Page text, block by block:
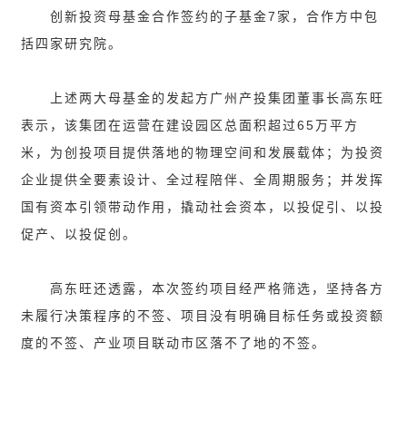
创新投资母基金合作签约的子基金7家，合作方中包
括四家研究院。
上述两大母基金的发起方广州产投集团董事长高东旺
表示，该集团在运营在建设园区总面积超过65万平方
米，为创投项目提供落地的物理空间和发展载体；为投资
企业提供全要素设计、全过程陪伴、全周期服务；并发挥
国有资本引领带动作用，撬动社会资本，以投促引、以投
促产、以投促创。
高东旺还透露，本次签约项目经严格筛选，坚持各方
未履行决策程序的不签、项目没有明确目标任务或投资额
度的不签、产业项目联动市区落不了地的不签。